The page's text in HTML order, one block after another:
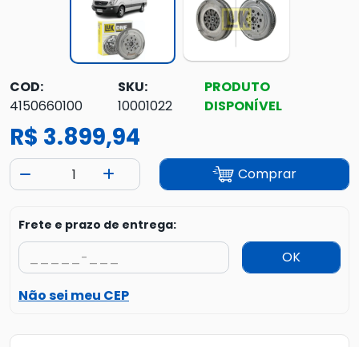
COD:
4150660100
SKU:
10001022
PRODUTO
DISPONÍVEL
R$ 3.899,94
Comprar
Frete e prazo de entrega:
OK
Não sei meu CEP